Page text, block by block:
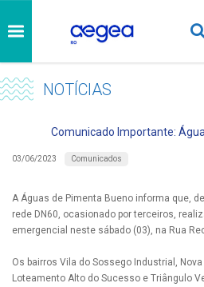
NOTÍCIAS
Comunicado Importante:
03/06/2023 Comunicados
A Águas de Pimenta Bueno informa que,
rede DN60, ocasionado por terceiros,
emergencial neste sábado (03), na Rua
Os bairros Vila do Sossego Industrial, Nova
Loteamento Alto do Sucesso e Triângulo